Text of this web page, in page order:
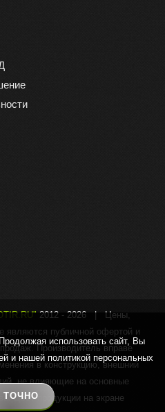
2012 - 2026 | Цены,
являются публичной офертой и
Производитель вправе
в конструкцию, внешний
не влияющие на основные
Цвет продукции на экране
использовать сайт, Вы
и нашей политикой персональных
ТОЧНО